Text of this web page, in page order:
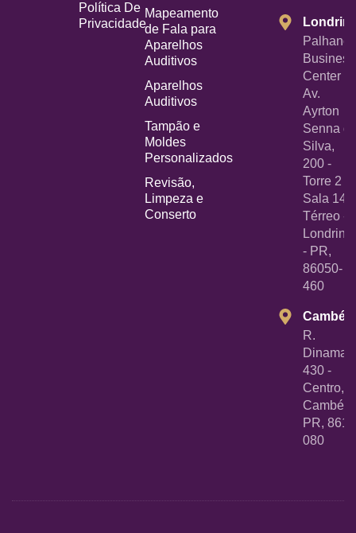
Política De
Privacidade
Mapeamento
de Fala para
Aparelhos
Auditivos
Aparelhos
Auditivos
Tampão e
Moldes
Personalizados
Revisão,
Limpeza e
Conserto
Palhano
Business
Center -
Av.
Ayrton
Senna
Silva,
200 -
Torre 2 -
Sala 14
Térreo -
Londrina
- PR,
86050-
460
Cambé
R.
430 -
Centro,
Cambé -
PR,
080